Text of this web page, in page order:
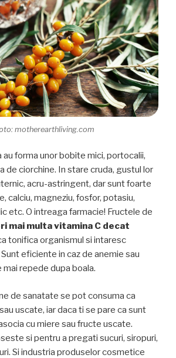
motherearthliving.com
au forma unor bobite mici, portocalii,
de ciorchine. In stare cruda, gustul lor
acru-astringent, dar sunt foarte
calciu, magneziu, fosfor, potasiu,
etc. O intreaga farmacie! Fructele de
mai multa vitamina C decat
tonifica organismul si intaresc
eficiente in caz de anemie sau
repede dupa boala.
de sanatate se pot consuma ca
uscate, iar daca ti se pare ca sunt
cu miere sau fructe uscate.
si pentru a pregati sucuri, siropuri,
Si industria produselor cosmetice